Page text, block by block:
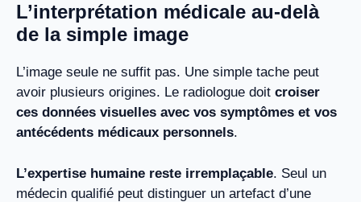
L’interprétation médicale au-delà
de la simple image
L’image seule ne suffit pas. Une simple tache peut
avoir plusieurs origines. Le radiologue doit croiser
ces données visuelles avec vos symptômes et vos
antécédents médicaux personnels.
L’expertise humaine reste irremplaçable. Seul un
médecin qualifié peut distinguer un artefact d’une